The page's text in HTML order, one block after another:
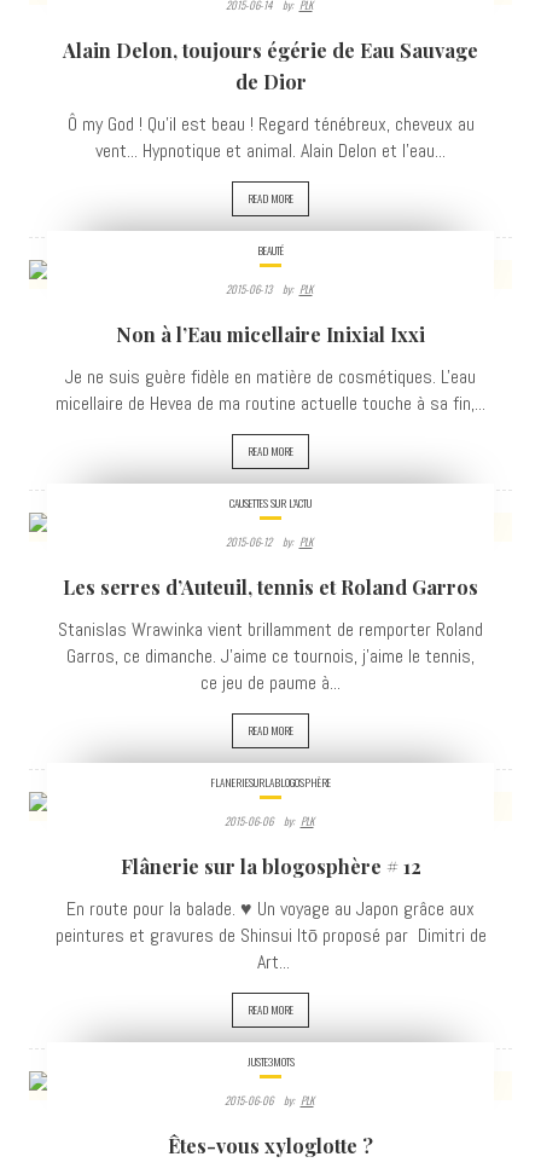
VIEWS
2015-06-14 By: PLK
Alain Delon, toujours égérie de Eau Sauvage
de Dior
Ô my God ! Qu'il est beau ! Regard ténébreux, cheveux au
vent... Hypnotique et animal. Alain Delon et l'eau...
READ MORE
BEAUTÉ
2015-06-13 By: PLK
Non à l’Eau micellaire Inixial Ixxi
Je ne suis guère fidèle en matière de cosmétiques. L'eau
micellaire de Hevea de ma routine actuelle touche à sa fin,...
READ MORE
VIEWS
CAUSETTES SUR L'ACTU
2015-06-12 By: PLK
Les serres d’Auteuil, tennis et Roland Garros
Stanislas Wrawinka vient brillamment de remporter Roland
Garros, ce dimanche. J'aime ce tournois, j'aime le tennis,
ce jeu de paume à...
READ MORE
FLANERIESURLABLOGOSPHÈRE
2015-06-06 By: PLK
Flânerie sur la blogosphère # 12
En route pour la balade. ♥ Un voyage au Japon grâce aux
peintures et gravures de Shinsui Itō proposé par Dimitri de
Art...
READ MORE
JUSTE3MOTS
2015-06-06 By: PLK
Êtes-vous xyloglotte ?